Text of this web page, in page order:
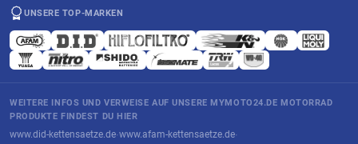
UNSERE TOP-MARKEN
WEITERE INFOS UND VERWEISE AUF UNSERE MYMOTO24.DE MOTORRAD
PRODUKTE FINDEST DU HIER
www.did-kettensaetze.de·www.afam-kettensaetze.de·